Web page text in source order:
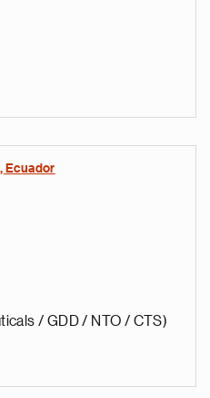
Ecuador
/ GDD / NTO / CTS)